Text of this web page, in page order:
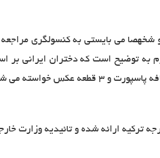
کنسولگری مراجعه کرده و پس از واریز ۹ یورور
به توضیح است که دختران ایرانی بر
خواسته می شود
تائیدیه وزارت خارجه اخذ می شود. در این مرحله